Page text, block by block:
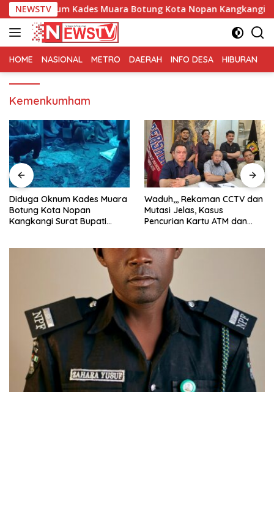
Langsung
ke
konten
NEWSTV
Kades Muara Botung Kota Nopan Kangkangi Surat
HOME NASIONAL METRO DAERAH INFO DESA HIBURAN
Kemenkumham
Waduh,,, Rekaman CCTV dan
Mutasi Jelas, Kasus
Pencurian Kartu ATM dan
DPC LAKI Jeneponto Perkuat
Sinergi dengan Wakapolres
Sinjai dan Berikan
Pengadilan Agama